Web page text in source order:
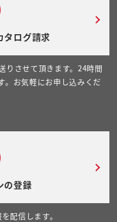
タログ請求
りさせて頂きます。24時間
。お気軽にお申し込みくだ
の登録
配信します。